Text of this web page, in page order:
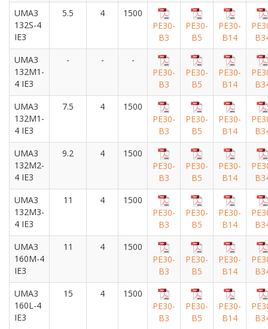
UMA3
132S-4
IE3
5.5 4
1500
PE30-
B3
PE30-
B5
PE30-
B14
UMA3
132M1-
4 IE3
- -
-
PE30-
B3
PE30-
B5
PE30-
B14
UMA3
132M1-
4 IE3
7.5 4
1500
PE30-
B3
PE30-
B5
PE30-
B14
UMA3
132M2-
4 IE3
9.2 4
1500
PE30-
B3
PE30-
B5
PE30-
B14
UMA3
132M3-
4 IE3
11 4
1500
PE30-
B3
PE30-
B5
PE30-
B14
UMA3
160M-4
IE3
11 4
1500
PE30-
B3
PE30-
B5
PE30-
B14
UMA3
160L-4
IE3
15 4
1500
PE30-
B3
PE30-
B5
PE30-
B14